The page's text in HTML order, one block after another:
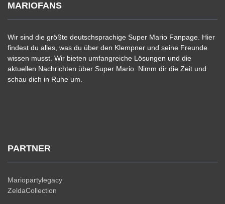
MARIOFANS
Wir sind die größte deutschsprachige Super Mario Fanpage. Hier
findest du alles, was du über den Klempner und seine Freunde
wissen musst. Wir bieten umfangreiche Lösungen und die
aktuellen Nachrichten über Super Mario. Nimm dir die Zeit und
schau dich in Ruhe um.
PARTNER
Mariopartylegacy
ZeldaCollection